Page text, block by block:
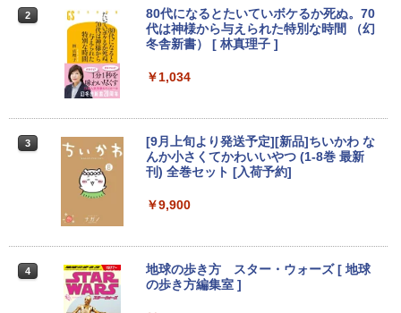
￥29,800
【累計使用時間100時間】Panasonic Le
SSD512GB タッチパネル 12インチ Win
dows11 LTE Wi-Fi6 カメラ Bluetooth
WPS Office付き オフィス 中古パソコン
ノートパソコン ノートPC 90日保証 【中
古】
￥88,000
3
ゲーミングPC 中古美品 フルHD 15.6イ
ンチ HP ZBook Fury 15.6inch G8 Wind
ows11 8コア 卓越性能 第11世代Core i7-
【★最大100%ポイント】おまかせ 中古
GB HDD 500GB DVDドライブ搭載 リフ
要 液晶モニター ディスプレイ
￥16,800
インホワイト]//【パソコン】
￥17,160
￥12,999
【楽天1位 累計販売100万台突破】モバイ
ル 非光沢IPS パネル Type-C対応 HDMI
モニター 持ち運び ディスプレイ サブデ
ィスプレイ デュアルモニター ミニPC対
応 EVICIV
￥12,999
3
【期間限定5%OFFクーポン 8/12 10時ま
で】 モニター 27インチ 100Hz FHD VA
パネル スピーカー搭載 ブルーライト軽減
ノングレアタイプ 壁掛け対応 省スペース
2
80代になるとたいていボケるか死ぬ。70
代は神様から与えられた特別な時間 （幻
冬舎新書） [ 林真理子 ]
￥1,034
3
[9月上旬より発送予定][新品]ちいかわ な
んか小さくてかわいいやつ (1-8巻 最新
刊) 全巻セット [入荷予約]
￥9,900
4
地球の歩き方 スター・ウォーズ [ 地球
の歩き方編集室 ]